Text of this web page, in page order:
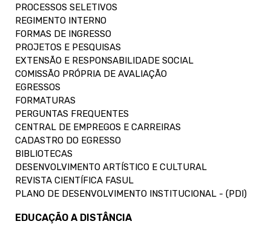
PROCESSOS SELETIVOS
REGIMENTO INTERNO
FORMAS DE INGRESSO
PROJETOS E PESQUISAS
EXTENSÃO E RESPONSABILIDADE SOCIAL
COMISSÃO PRÓPRIA DE AVALIAÇÃO
EGRESSOS
FORMATURAS
PERGUNTAS FREQUENTES
CENTRAL DE EMPREGOS E CARREIRAS
CADASTRO DO EGRESSO
BIBLIOTECAS
DESENVOLVIMENTO ARTÍSTICO E CULTURAL
REVISTA CIENTÍFICA FASUL
PLANO DE DESENVOLVIMENTO INSTITUCIONAL - (PDI)
EDUCAÇÃO A DISTÂNCIA